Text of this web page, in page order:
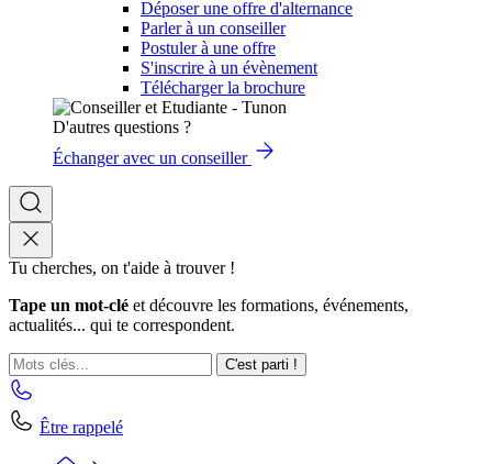
Déposer une offre d'alternance
Parler à un conseiller
Postuler à une offre
S'inscrire à un évènement
Télécharger la brochure
D'autres questions ?
Échanger avec un conseiller
Tu cherches, on t'aide à trouver !
Tape un mot-clé et découvre les formations, événements,
actualités... qui te correspondent.
C'est parti !
Être rappelé